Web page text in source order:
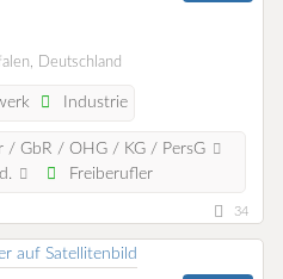
Deutschland
Industrie
/ GbR / OHG / KG / PersG
Freiberufler
34